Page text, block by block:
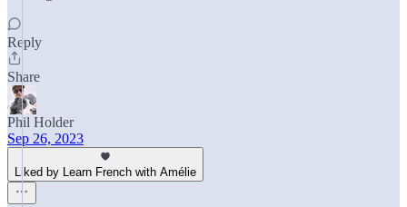
Reply
Share
Phil Holder
Sep 26, 2023
Liked by Learn French with Amélie